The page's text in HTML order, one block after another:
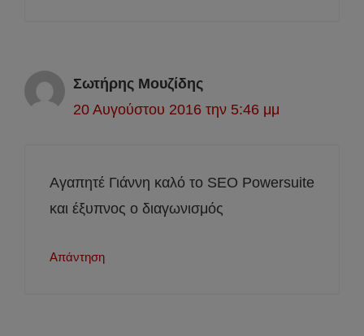
Σωτήρης Μουζίδης
20 Αυγούστου 2016 την 5:46 μμ
Αγαπητέ Γιάννη καλό το SEO Powersuite
και έξυπνος ο διαγωνισμός
Απάντηση